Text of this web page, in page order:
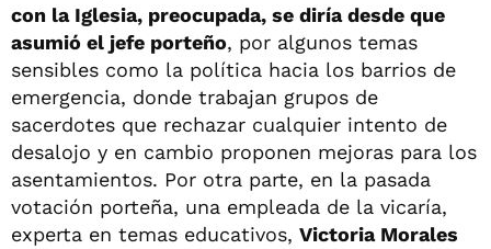
con la Iglesia, preocupada, se diría desde que
asumió el jefe porteño, por algunos temas
sensibles como la política hacia los barrios de
emergencia, donde trabajan grupos de
sacerdotes que rechazar cualquier intento de
desalojo y en cambio proponen mejoras para los
asentamientos. Por otra parte, en la pasada
votación porteña, una empleada de la vicaría,
experta en temas educativos, Victoria Morales